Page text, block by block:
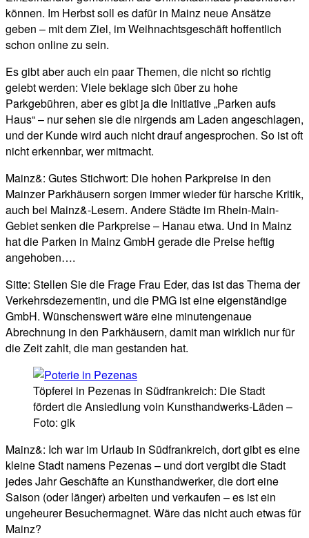
können. Im Herbst soll es dafür in Mainz neue Ansätze
geben – mit dem Ziel, im Weihnachtsgeschäft hoffentlich
schon online zu sein.
Es gibt aber auch ein paar Themen, die nicht so richtig
gelebt werden: Viele beklage sich über zu hohe
Parkgebühren, aber es gibt ja die Initiative „Parken aufs
Haus“ – nur sehen sie die nirgends am Laden angeschlagen,
und der Kunde wird auch nicht drauf angesprochen. So ist oft
nicht erkennbar, wer mitmacht.
Mainz&: Gutes Stichwort: Die hohen Parkpreise in den
Mainzer Parkhäusern sorgen immer wieder für harsche Kritik,
auch bei Mainz&-Lesern. Andere Städte im Rhein-Main-
Gebiet senken die Parkpreise – Hanau etwa. Und in Mainz
hat die Parken in Mainz GmbH gerade die Preise heftig
angehoben….
Sitte: Stellen Sie die Frage Frau Eder, das ist das Thema der
Verkehrsdezernentin, und die PMG ist eine eigenständige
GmbH. Wünschenswert wäre eine minutengenaue
Abrechnung in den Parkhäusern, damit man wirklich nur für
die Zeit zahlt, die man gestanden hat.
Töpferei in Pezenas in Südfrankreich: Die Stadt
fördert die Ansiedlung voin Kunsthandwerks-Läden –
Foto: gik
Mainz&: Ich war im Urlaub in Südfrankreich, dort gibt es eine
kleine Stadt namens Pezenas – und dort vergibt die Stadt
jedes Jahr Geschäfte an Kunsthandwerker, die dort eine
Saison (oder länger) arbeiten und verkaufen – es ist ein
ungeheurer Besuchermagnet. Wäre das nicht auch etwas für
Mainz?